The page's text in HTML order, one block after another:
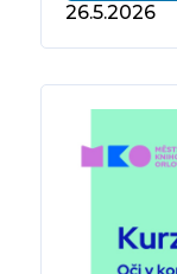
26.5.2026